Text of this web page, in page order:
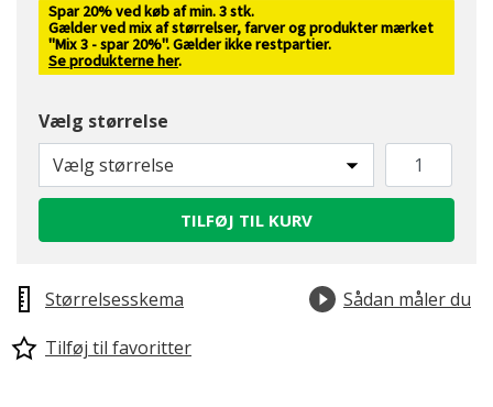
Spar 20% ved køb af min. 3 stk.
Gælder ved mix af størrelser, farver og produkter mærket
"Mix 3 - spar 20%". Gælder ikke restpartier.
Se produkterne her.
Vælg størrelse
Vælg størrelse
TILFØJ TIL KURV
Størrelsesskema
Sådan måler du
Tilføj til favoritter